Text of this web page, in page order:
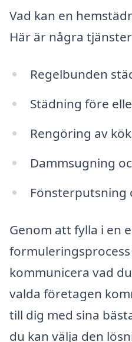
Vad kan en
Här är några
Regelbunden
Städning före
Rengöring av
Dammsugning
Fönsterputsning
Genom att fylla i en
kommunicera vad
valda företagen
till dig med sina
du kan välja den